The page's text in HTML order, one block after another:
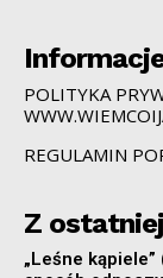
POLITYKA
REGULAMIN
Z
„Leśne